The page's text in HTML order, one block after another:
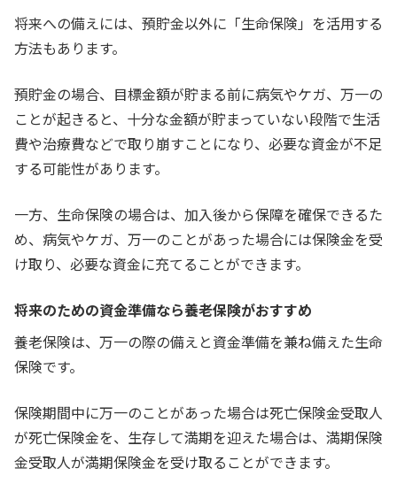
将来への備えには、預貯金以外に「生命保険」を活用する
方法もあります。
預貯金の場合、目標金額が貯まる前に病気やケガ、万一の
ことが起きると、十分な金額が貯まっていない段階で生活
費や治療費などで取り崩すことになり、必要な資金が不足
する可能性があります。
一方、生命保険の場合は、加入後から保障を確保できるた
め、病気やケガ、万一のことがあった場合には保険金を受
け取り、必要な資金に充てることができます。
将来のための資金準備なら養老保険がおすすめ
養老保険は、万一の際の備えと資金準備を兼ね備えた生命
保険です。
保険期間中に万一のことがあった場合は死亡保険金受取人
が死亡保険金を、生存して満期を迎えた場合は、満期保険
金受取人が満期保険金を受け取ることができます。